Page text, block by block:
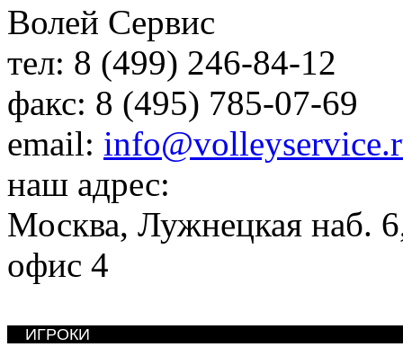
Волей Сервис
тел: 8 (499) 246-84-12
факс: 8 (495) 785-07-69
email:
наш адрес:
Москва, Лужнецкая наб.
офис 4
ИГРОКИ